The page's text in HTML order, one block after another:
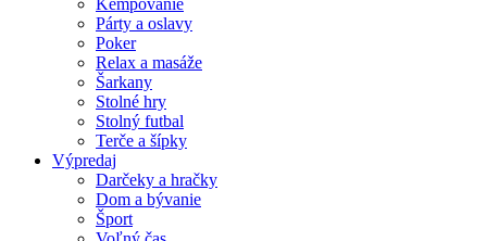
Párty a oslavy
Poker
Relax a masáže
Šarkany
Stolné hry
Stolný futbal
Terče a šípky
Výpredaj
Darčeky a hračky
Dom a bývanie
Šport